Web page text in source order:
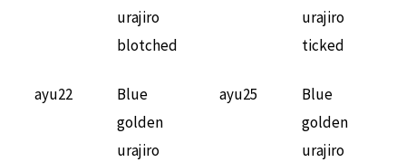
urajiro
blotched
urajiro
ticked
ayu22
Blue
golden
urajiro
ayu25
Blue
golden
urajiro